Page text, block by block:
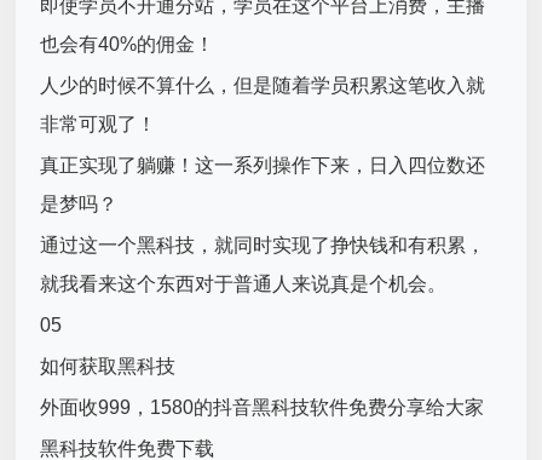
即使学员不开通分站，学员在这个平台上消费，主播
也会有40%的佣金！
人少的时候不算什么，但是随着学员积累这笔收入就
非常可观了！
真正实现了躺赚！这一系列操作下来，日入四位数还
是梦吗？
通过这一个黑科技，就同时实现了挣快钱和有积累，
就我看来这个东西对于普通人来说真是个机会。
05
如何获取黑科技
外面收999，1580的抖音黑科技软件免费分享给大家
黑科技软件免费下载